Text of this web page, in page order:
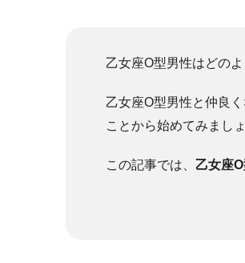
乙女座O型男性はどの
乙女座O型男性と仲良
ことから始めてみましょ
この記事では、 乙女座